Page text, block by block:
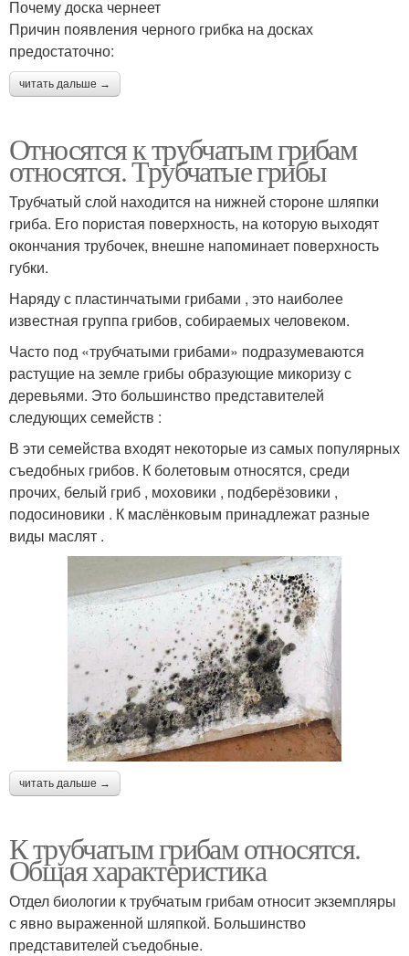
Почему доска чернеет
Причин появления черного грибка на досках
предостаточно:
читать дальше →
Относятся к трубчатым грибам
относятся. Трубчатые грибы
Трубчатый слой находится на нижней стороне шляпки
гриба. Его пористая поверхность, на которую выходят
окончания трубочек, внешне напоминает поверхность
губки.
Наряду с пластинчатыми грибами , это наиболее
известная группа грибов, собираемых человеком.
Часто под «трубчатыми грибами» подразумеваются
растущие на земле грибы образующие микоризу с
деревьями. Это большинство представителей
следующих семейств :
В эти семейства входят некоторые из самых популярных
съедобных грибов. К болетовым относятся, среди
прочих, белый гриб , моховики , подберёзовики ,
подосиновики . К маслёнковым принадлежат разные
виды маслят .
читать дальше →
К трубчатым грибам относятся.
Общая характеристика
Отдел биологии к трубчатым грибам относит экземпляры
с явно выраженной шляпкой. Большинство
представителей съедобные.